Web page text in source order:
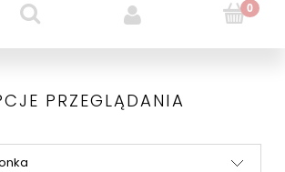
PRZEGLĄDANIA